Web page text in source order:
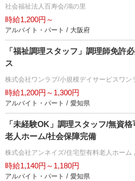
社会福祉法人百寿会/鴻の里
時給1,200円～
アルバイト・パート / 大阪府
「福祉調理スタッフ」調理師免許
ス
株式会社ワンラブ/小規模デイサービスワン
時給1,200円～1,300円
アルバイト・パート / 愛知県
「未経験OK」調理スタッフ/無資
老人ホーム/社会保障完備
株式会社アンネイズ/住宅型有料老人ホーム
時給1,140円～1,180円
アルバイト・パート / 愛知県